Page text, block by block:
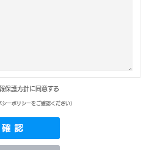
保護方針に同意する
シーポリシーをご確認ください)